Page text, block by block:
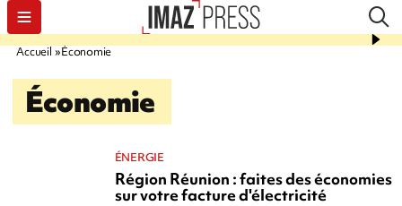
Accueil Économie
Économie
ÉNERGIE
Région Réunion : faites des économies
sur votre facture d'électricité